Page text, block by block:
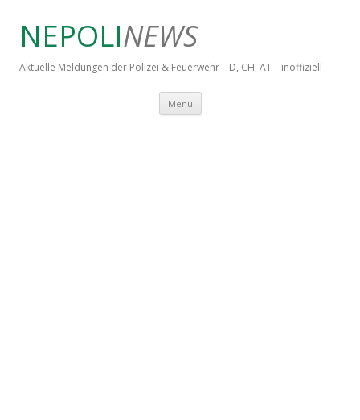
NEPOLINEWS
Aktuelle Meldungen der Polizei & Feuerwehr – D, CH, AT – inoffiziell
Menü Springe zum Inhalt